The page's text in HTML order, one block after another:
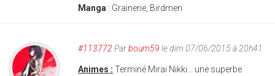
Manga : Grainerie, Birdmen
#113772 Parboum59 le dim 07/06/2015 à 20h41
Animes : Terminé Mirai Nikki... une superbe